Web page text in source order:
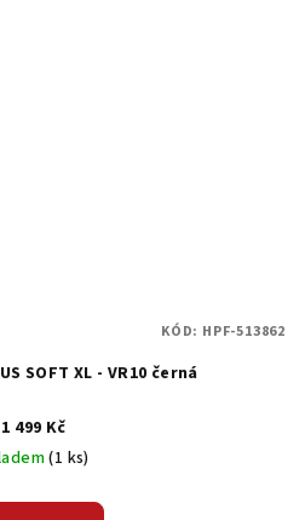
SOFT XL - VR10 černá
1 499 Kč
(1 ks)
KÓD: HPF-513862